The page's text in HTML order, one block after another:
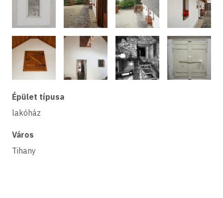
Épület típusa
lakóház
Város
Tihany